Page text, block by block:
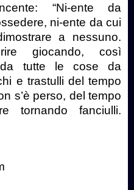
“Ni-ente da
ni-ente da cui
a nessuno.
giocando, così
da tutte le cose da
e trastulli del tempo
s’è perso, del tempo
tornando fanciulli.